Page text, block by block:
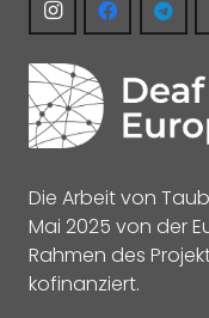
Die Arbeit von
Mai 2025 von der
Rahmen des
kofinanziert.